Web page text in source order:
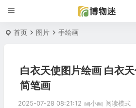
首页 图片 手绘画
白衣天使图片绘画 白衣
简笔画
2025-07-28 08:21:12 画小画 阅读模式